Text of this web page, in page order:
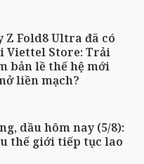
Z Fold8 Ultra đã có
Viettel Store: Trải
bản lề thế hệ mới
liền mạch?
dầu hôm nay (5/8):
thế giới tiếp tục lao